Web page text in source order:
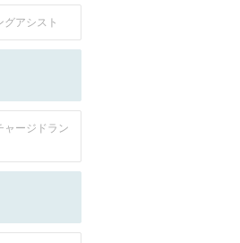
グアシスト
ャージドラン